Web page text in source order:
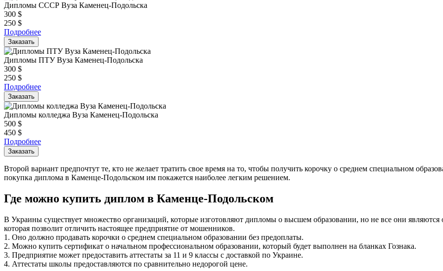
Дипломы СССР Вуза Каменец-Подольска
300 $
250 $
Подробнее
Заказать
Дипломы ПТУ Вуза Каменец-Подольска
300 $
250 $
Подробнее
Заказать
Дипломы колледжа Вуза Каменец-Подольска
500 $
450 $
Подробнее
Заказать
Второй вариант предпочтут те, кто не желает тратить свое время на то, чтобы получить корочку о среднем специальном
покупка диплома в Каменце-Подольском им покажется наиболее легким решением.
Где можно купить диплом в Каменце-Подольском
В Украины существует множество организаций, которые изготовляют дипломы о высшем образовании, но не все они являются
которая позволит отличить настоящее предприятие от мошенников.
1. Оно должно продавать корочки о среднем специальном образовании без предоплаты.
2. Можно купить сертификат о начальном профессиональном образовании, который будет выполнен на бланках Гознака.
3. Предприятие может предоставить аттестаты за 11 и 9 классы с доставкой по Украине.
4. Аттестаты школы предоставляются по сравнительно недорогой цене.